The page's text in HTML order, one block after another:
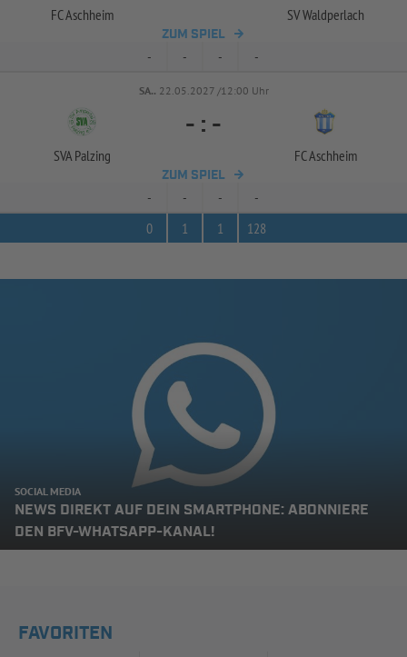
FC Aschheim SV Waldperlach
ZUM SPIEL
- - - -
SA.. 22.05.2027 /12:00 Uhr
SVA Palzing
- : -
FC Aschheim
ZUM SPIEL
- - -
-
0
1 1 128
SOCIAL MEDIA
NEWS DIREKT AUF DEIN SMARTPHONE: ABONNIERE
DEN BFV-WHATSAPP-KANAL!
FAVORITEN